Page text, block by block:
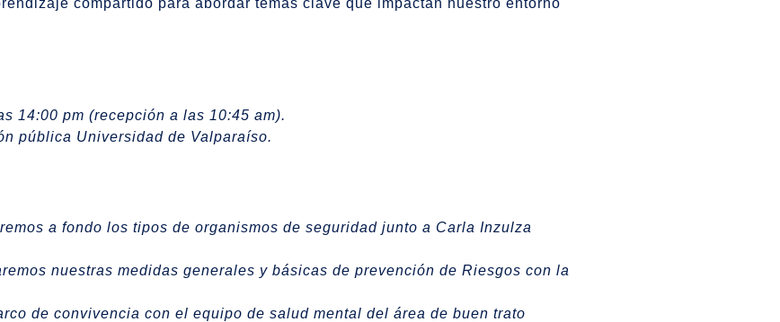
compartido para abordar temas clave que impactan nuestro entorno
14:00 pm (recepción a las 10:45 am).
pública Universidad de Valparaíso.
a fondo los tipos de organismos de seguridad junto a Carla Inzulza
nuestras medidas generales y básicas de prevención de Riesgos con la
de convivencia con el equipo de salud mental del área de buen trato